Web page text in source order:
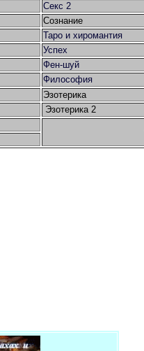
Секс 2
Сознание
Таро и хиромантия
Успех
Фен-шуй
Философия
Эзотерика
Эзотерика 2